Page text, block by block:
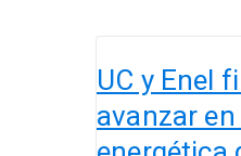
UC y Enel
avanzar
y
Enel
firmaron